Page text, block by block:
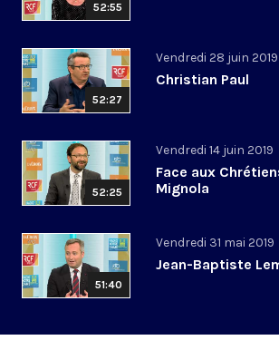
52:55
52:27
Vendredi 28 juin 2019
Christian Paul
52:25
Vendredi 14 juin 2019
Face aux
Mignola
51:40
Vendredi 31 mai 2019
Jean-Baptiste